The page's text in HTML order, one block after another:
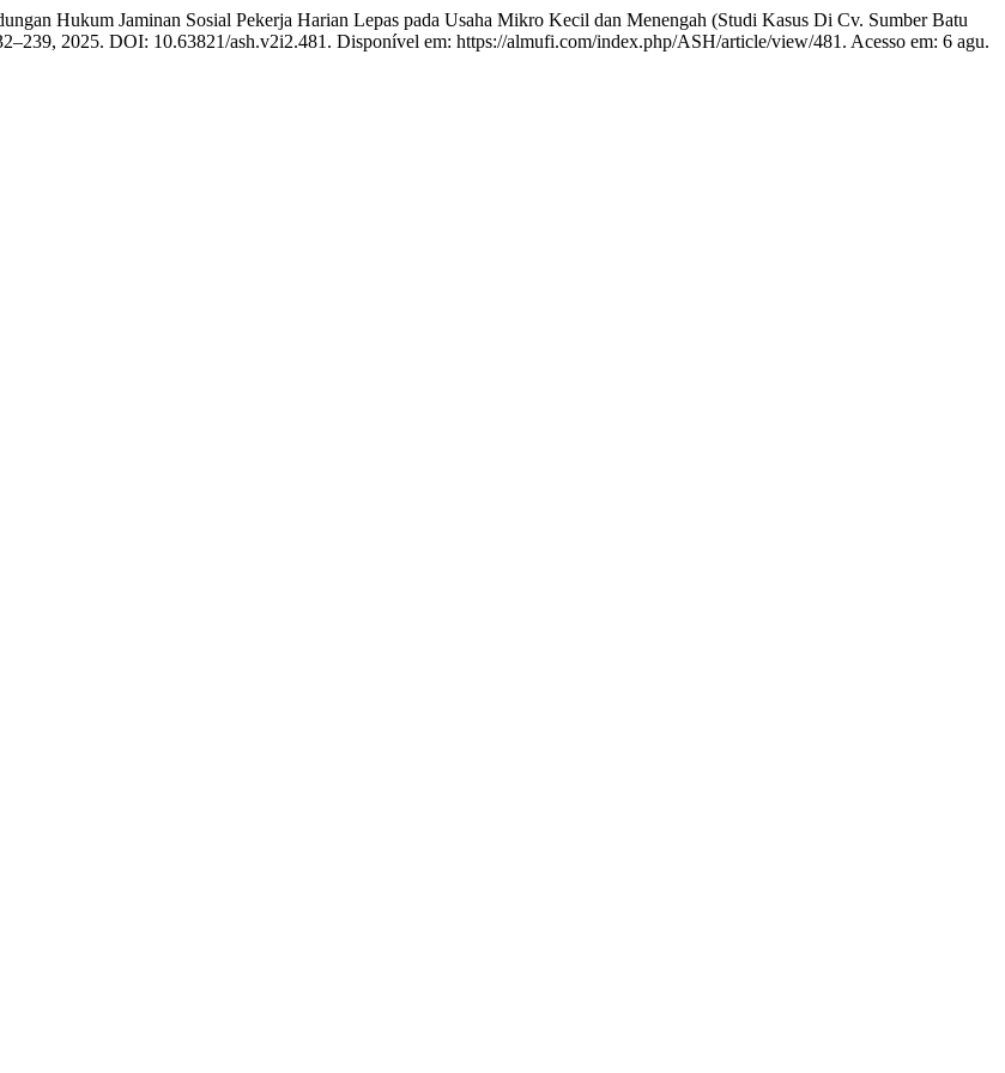
Hukum Jaminan Sosial Pekerja Harian Lepas pada Usaha Mikro Kecil dan Menengah (Studi Kasus Di Cv. Sumber Batu
2025. DOI: 10.63821/ash.v2i2.481. Disponível em: https://almufi.com/index.php/ASH/article/view/481. Acesso em: 6 agu.